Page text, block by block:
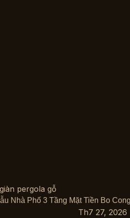
Nhà Phố 3 Tầng Mặt Tiền Bo
Th7 27, 2026